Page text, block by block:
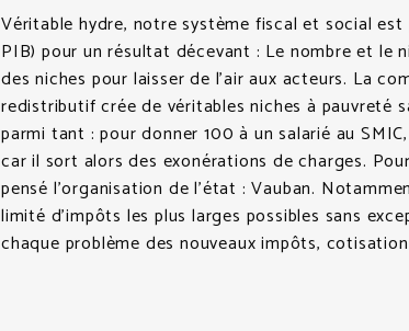
Véritable hydre, notre système fiscal et social est
PIB) pour un résultat décevant : Le nombre et le
des niches pour laisser de l’air aux acteurs. La
redistributif crée de véritables niches à pauvreté
parmi tant : pour donner 100 à un salarié au
car il sort alors des exonérations de charges.
pensé l’organisation de l’état : Vauban.
limité d’impôts les plus larges possibles sans
chaque problème des nouveaux impôts,